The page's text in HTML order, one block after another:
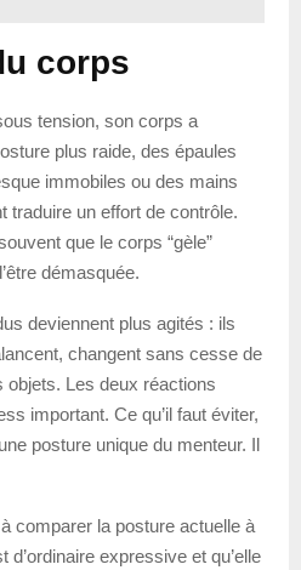
corps
tension, son corps a
plus raide, des épaules
immobiles ou des mains
traduire un effort de contrôle.
que le corps “gèle”
démasquée.
deviennent plus agités : ils
changent sans cesse de
objets. Les deux réactions
important. Ce qu’il faut éviter,
posture unique du menteur. Il
comparer la posture actuelle à
d’ordinaire expressive et qu’elle